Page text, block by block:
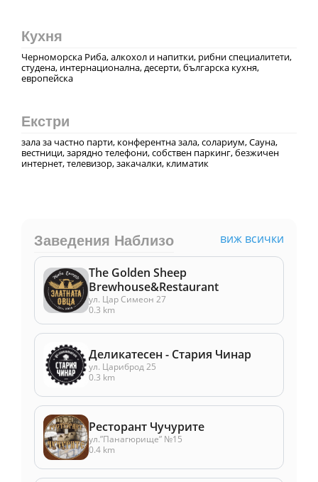
Кухня
Черноморска Риба, алкохол и напитки, рибни специалитети,
студена, интернационална, десерти, българска кухня,
европейска
Екстри
зала за частно парти, конферентна зала, солариум, Сауна,
вестници, зарядно телефони, собствен паркинг, безжичен
интернет, телевизор, закачалки, климатик
Заведения Наблизо виж всички
The Golden Sheep
Brewhouse&Restaurant
ул. Цар Симеон 27
0.3 km
Деликатесен - Стария Чинар
ул. Цариброд 25
0.3 km
Ресторант Чучурите
ул.”Панагюрище” №15
0.4 km